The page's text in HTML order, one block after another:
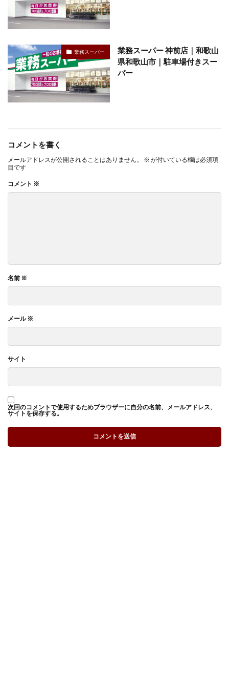
業務スーパー
業務スーパー 神前店｜和歌山
県和歌山市｜駐車場付きスー
パー
コメントを書く
メールアドレスが公開されることはありません。 ※ が付いている欄は必須項
目です
コメント ※
名前 ※
メール※
サイト
次回のコメントで使用するためブラウザーに自分の名前、メールアドレス、
サイトを保存する。